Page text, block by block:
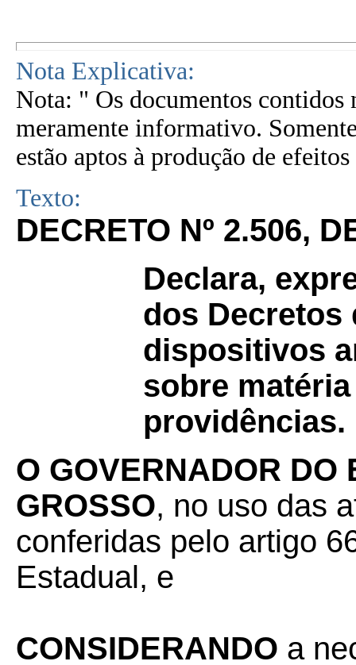
Nota Explicativa:
Nota: " Os documentos contidos
meramente informativo.
estão aptos à produção de
Texto:
DECRETO Nº 2.506,
Declara,
dos Decretos
dispositivos
sobre
providências.
O GOVERNADOR DO
GROSSO, no uso das
conferidas pelo artigo
Estadual, e
CONSIDERANDO a